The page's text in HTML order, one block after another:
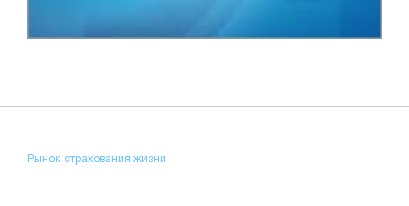
Рынок страхования жизни